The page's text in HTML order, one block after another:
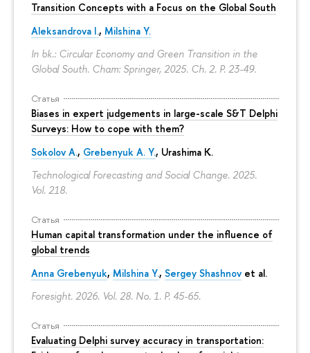
Transition Concepts with a Focus on the Global South
Aleksandrova I., Milshina Y.
In bk.: Circular Economy and Green Transition in the
Global South. Cham: Springer, 2025. Ch. 2. P. 23-49.
Статья
Biases in expert judgements in large-scale S&T Delphi
Surveys: How to cope with them?
Sokolov A., Grebenyuk A. Y., Urashima K.
Technological Forecasting and Social Change. 2025.
Vol. 218.
Статья
Human capital transformation under the influence of
global trends
Anna Grebenyuk, Milshina Y., Sergey Shashnov et al.
Foresight. 2026. Vol. 28. No. 1. P. 45-65.
Статья
Evaluating Delphi survey accuracy in transportation: